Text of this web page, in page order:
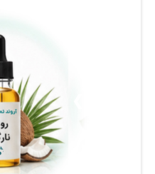
ماسک و ضدعفونی
شیشه آلات